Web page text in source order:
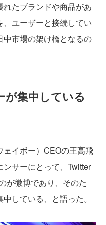
たブランドや商品があ
、ユーザーと接続してい
中市場の架け橋となるの
が集中している
イボー）CEOの王高飛
サーにとって、Twitter
が微博であり、そのた
している、と語った。